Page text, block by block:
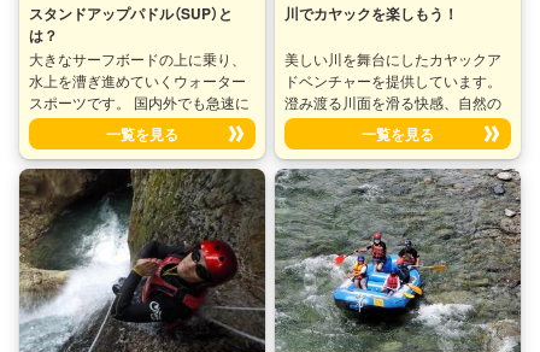
して川を下って行きます。
スタンドアップパドル（SUP）と
は？
大きなサーフボードの上に乗り、
水上を漕ぎ進めていくウォーター
スポーツです。 国内外でも急速に
人気が高まっている新感覚のアク
ティビティです！ 波に乗ることは
もちろん、水面上をゆったりとク
ルージング、慣れてくれば 友達と
レースしたりも出来ちゃいます♪
また、不安定なボートの上にのっ
てバランスをとることでフィット
ネス効果もあります。 性別や年齢
層を問わず、幅広い世代の方にお
楽しみいただけること間違いなし
です♪
一覧を見る
川でカヤックを楽しもう！
美しい川を舞台にしたカヤックア
ドベンチャーを提供しています。
澄み渡る川面を滑る快感、自然の
息吹を感じながら川下りを楽しむ
至福のひと時をお約束します。 川
の流れに身を委ね、自然との調和
を感じながら究極のカヤック体験
をしてみませんか？新しい冒険の
扉がここに開かれています。
一覧を見る